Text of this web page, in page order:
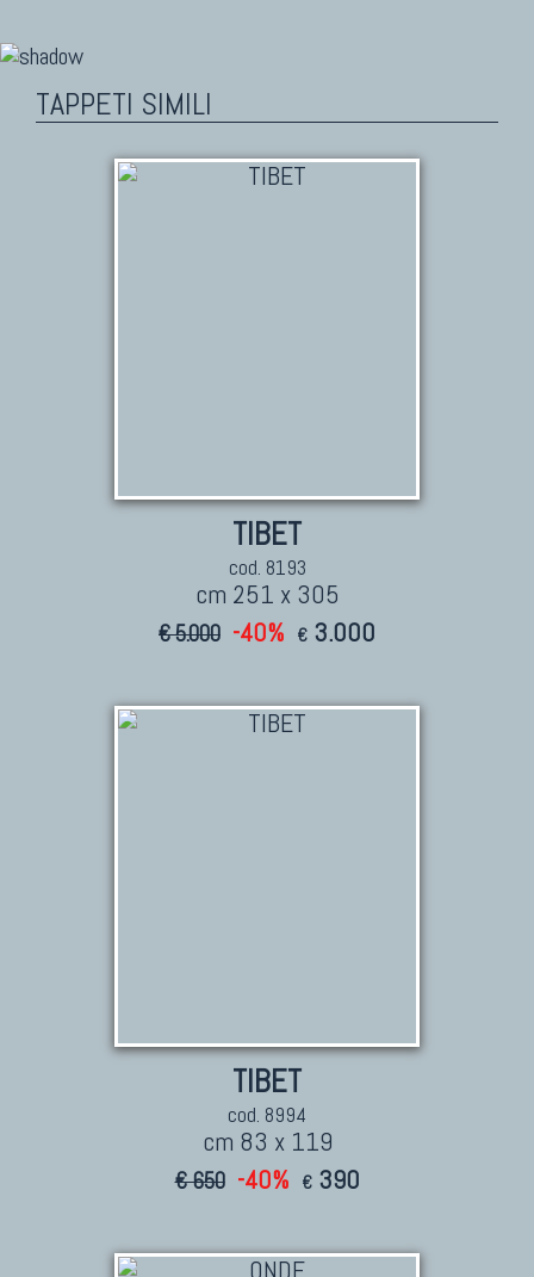
TAPPETI SIMILI
TIBET
cod. 8193
cm 251 x 305
€ 5.000 -40% € 3.000
TIBET
cod. 8994
cm 83 x 119
€ 650 -40% € 390